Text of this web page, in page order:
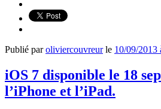
Publié paroliviercouvreurle 10/09/2013
iOS 7 disponible le 18
l’iPhone et l’iPad.